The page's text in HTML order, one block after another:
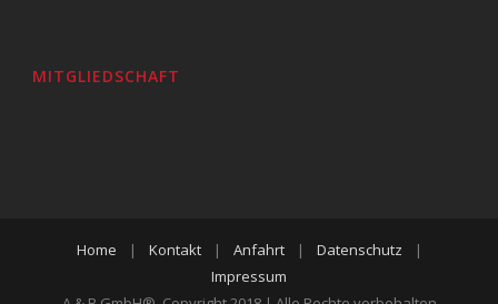
MITGLIEDSCHAFT
Home | Kontakt | Anfahrt | Datenschutz
|
Impressum